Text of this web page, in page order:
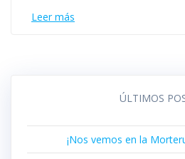
Leer más
ÚLTIMOS
¡Nos vemos en la